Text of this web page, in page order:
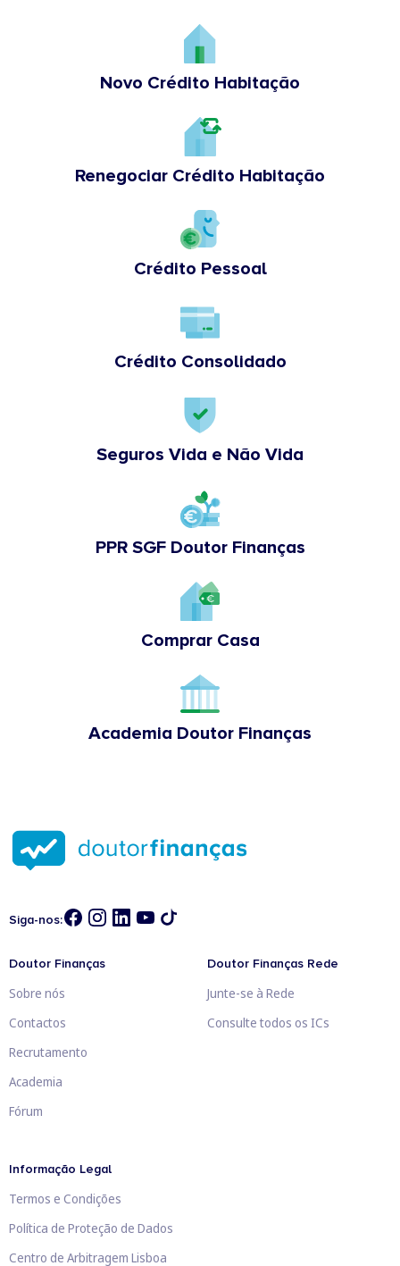
Novo Crédito Habitação
Renegociar Crédito Habitação
Crédito Pessoal
Crédito Consolidado
Seguros Vida e Não Vida
PPR SGF Doutor Finanças
Comprar Casa
Academia Doutor Finanças
Siga-nos:
Doutor Finanças
Sobre nós
Contactos
Recrutamento
Academia
Fórum
Doutor Finanças Rede
Junte-se à Rede
Consulte todos os ICs
Informação Legal
Termos e Condições
Política de Proteção de Dados
Centro de Arbitragem Lisboa